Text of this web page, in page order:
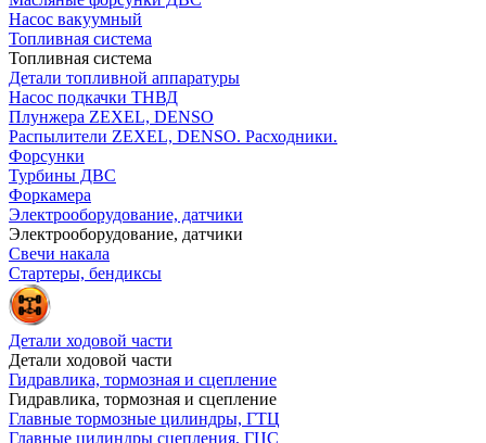
Насос вакуумный
Топливная система
Топливная система
Детали топливной аппаратуры
Насос подкачки ТНВД
Плунжера ZEXEL, DENSO
Распылители ZEXEL, DENSO. Расходники.
Форсунки
Турбины ДВС
Форкамера
Электрооборудование, датчики
Электрооборудование, датчики
Свечи накала
Стартеры, бендиксы
Детали ходовой части
Детали ходовой части
Гидравлика, тормозная и сцепление
Гидравлика, тормозная и сцепление
Главные тормозные цилиндры, ГТЦ
Главные цилиндры сцепления, ГЦС